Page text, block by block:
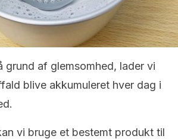
grund af glemsomhed, lader vi
blive akkumuleret hver dag i
vi bruge et bestemt produkt til